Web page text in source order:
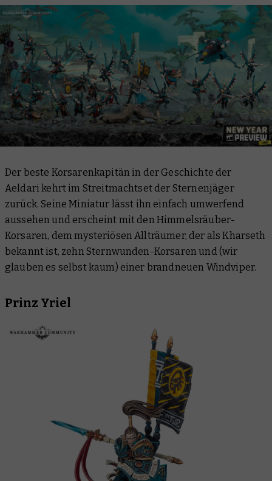
Der beste Korsarenkapitän in der Geschichte der
Aeldari kehrt im Streitmachtset der Sternenjäger
zurück. Seine Miniatur lässt ihn einfach umwerfend
aussehen und erscheint mit den Himmelsräuber-
Korsaren, dem mysteriösen Allträumer, der als Kharseth
bekannt ist, zehn Sternwunden-Korsaren und (wir
glauben es selbst kaum) einer brandneuen Windviper.
Prinz Yriel